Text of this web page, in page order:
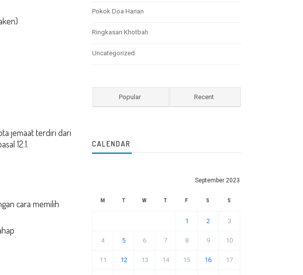
jemaat terdiri dari
12.1.
cara memilih
Pokok Doa Harian
Ringkasan Khotbah
Uncategorized
Popular Recent
CALENDAR
September 2023
M T W T F S S
1 2 3
4 5 6 7 8 9 10
11 12 13 14 15 16 17